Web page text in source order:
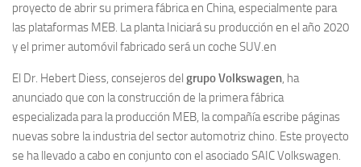
proyecto de abrir su primera fábrica en China, especialmente para
las plataformas MEB. La planta Iniciará su producción en el año 2020
y el primer automóvil fabricado será un coche SUV.en
El Dr. Hebert Diess, consejeros del grupo Volkswagen, ha
anunciado que con la construcción de la primera fábrica
especializada para la producción MEB, la compañía escribe páginas
nuevas sobre la industria del sector automotriz chino. Este proyecto
se ha llevado a cabo en conjunto con el asociado SAIC Volkswagen.